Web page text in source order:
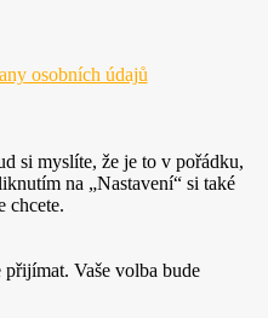
osobních údajů
si myslíte, že je to v pořádku,
na „Nastavení“ si také
chcete.
Vaše volba bude